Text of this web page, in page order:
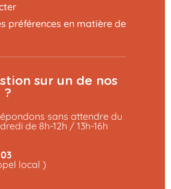
préférences en matière de
sur un de nos
?
sans attendre du
de 8h-12h / 13h-16h
local )